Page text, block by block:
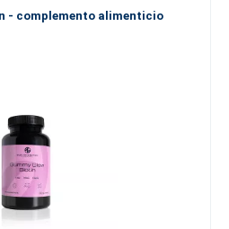
- complemento alimenticio